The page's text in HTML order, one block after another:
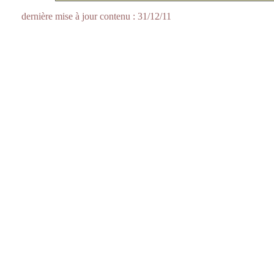
dernière mise à jour contenu : 31/12/11